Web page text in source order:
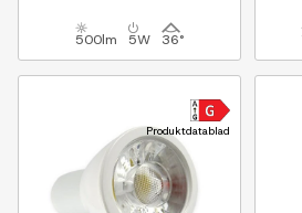
500lm 5W 36°
Produktdatablad